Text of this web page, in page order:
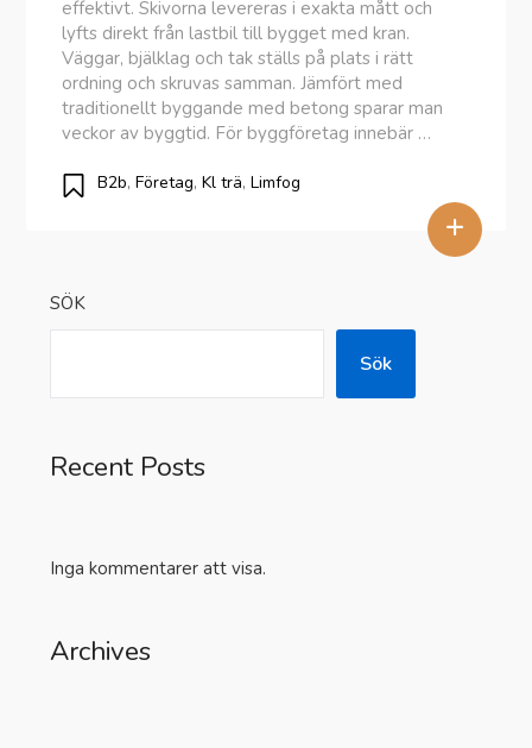
effektivt. Skivorna levereras i exakta mått och
lyfts direkt från lastbil till bygget med kran.
Väggar, bjälklag och tak ställs på plats i rätt
ordning och skruvas samman. Jämfört med
traditionellt byggande med betong sparar man
veckor av byggtid. För byggföretag innebär …
+
B2b,Företag,Kl trä,Limfog
SÖK
Sök
Recent Posts
Inga kommentarer att visa.
Archives